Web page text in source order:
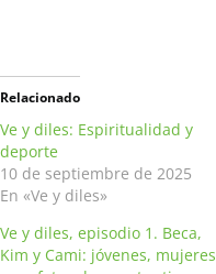
Relacionado
Ve y diles: Espiritualidad y
deporte
10 de septiembre de 2025
En «Ve y diles»
Ve y diles, episodio 1. Beca,
Kim y Cami: jóvenes, mujeres